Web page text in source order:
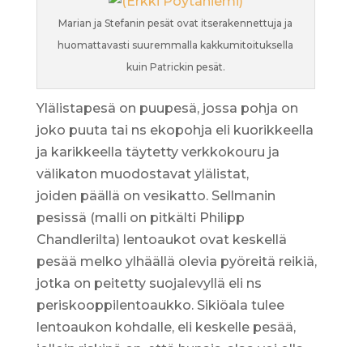
Marian ja Stefanin pesät ovat itserakennettuja ja
huomattavasti suuremmalla kakkumitoituksella
kuin Patrickin pesät.
Ylälistapesä on puupesä, jossa pohja on
joko puuta tai ns ekopohja eli kuorikkeella
ja karikkeella täytetty verkkokouru ja
välikaton muodostavat ylälistat,
joiden päällä on vesikatto. Sellmanin
pesissä (malli on pitkälti Philipp
Chandlerilta) lentoaukot ovat keskellä
pesää melko ylhäällä olevia pyöreitä reikiä,
jotka on peitetty suojalevyllä eli ns
periskooppilentoaukko. Sikiöala tulee
lentoaukon kohdalle, eli keskelle pesää,